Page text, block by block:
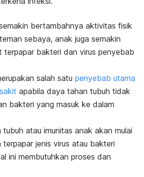
bertambahnya aktivitas fisik
sebaya, anak juga semakin
terpapar bakteri dan virus penyebab
salah satu penyebab utama
apabila daya tahan tubuh tidak
bakteri yang masuk ke dalam
atau imunitas anak akan mulai
jenis virus atau bakteri
ini membutuhkan proses dan